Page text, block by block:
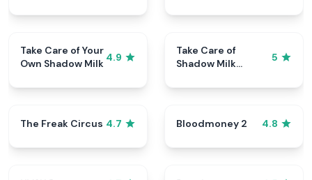
Take Care of Your
Own Shadow Milk 4.9
Take Care of
Shadow Milk
5
The Freak Circus 4.7 Bloodmoney 2 4.8